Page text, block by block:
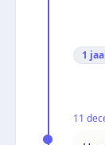
1
11